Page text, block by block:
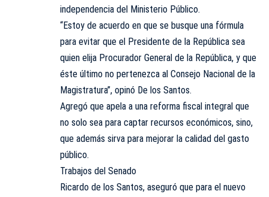
independencia del Ministerio Público.
“Estoy de acuerdo en que se busque una fórmula
para evitar que el Presidente de la República sea
quien elija Procurador General de la República, y que
éste último no pertenezca al Consejo Nacional de la
Magistratura”, opinó De los Santos.
Agregó que apela a una reforma fiscal integral que
no solo sea para captar recursos económicos, sino,
que además sirva para mejorar la calidad del gasto
público.
Trabajos del Senado
Ricardo de los Santos, aseguró que para el nuevo